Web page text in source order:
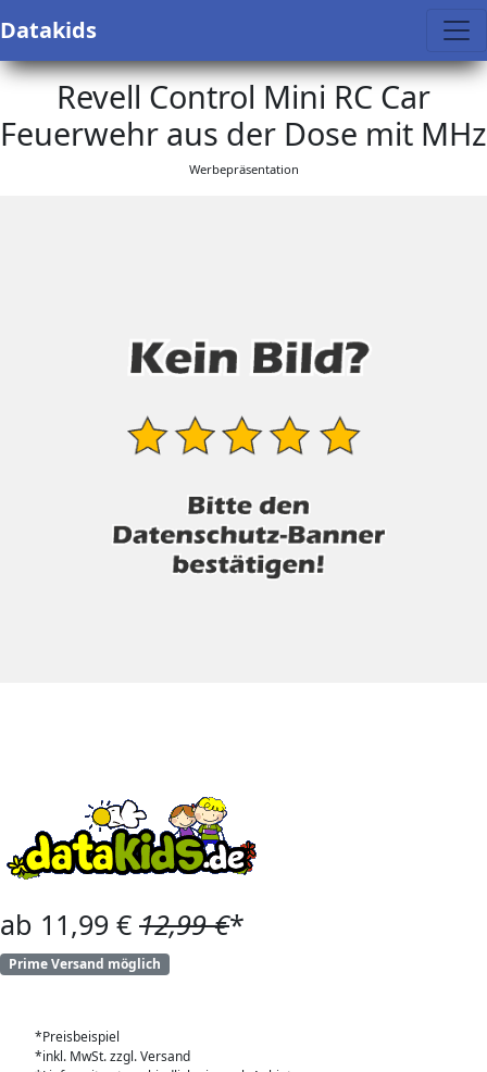
Datakids
Revell Control Mini RC Car
Feuerwehr aus der Dose mit MHz
Werbepräsentation
ab 11,99 € 12,99 €*
Prime Versand möglich
*Preisbeispiel
*inkl. MwSt. zzgl. Versand